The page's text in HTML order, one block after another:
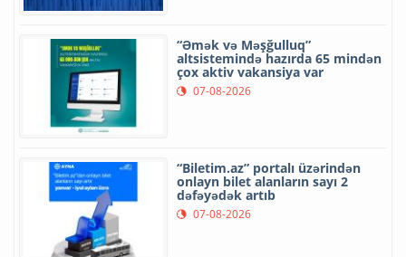
“Əmək və Məşğulluq”
altsistemində hazırda 65 mindən
çox aktiv vakansiya var
07-08-2026
“Biletim.az” portalı üzərindən
onlayn bilet alanların sayı 2
dəfəyədək artıb
07-08-2026